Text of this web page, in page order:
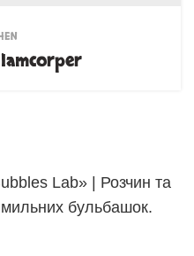
Lab» | Розчин та
бульбашок.